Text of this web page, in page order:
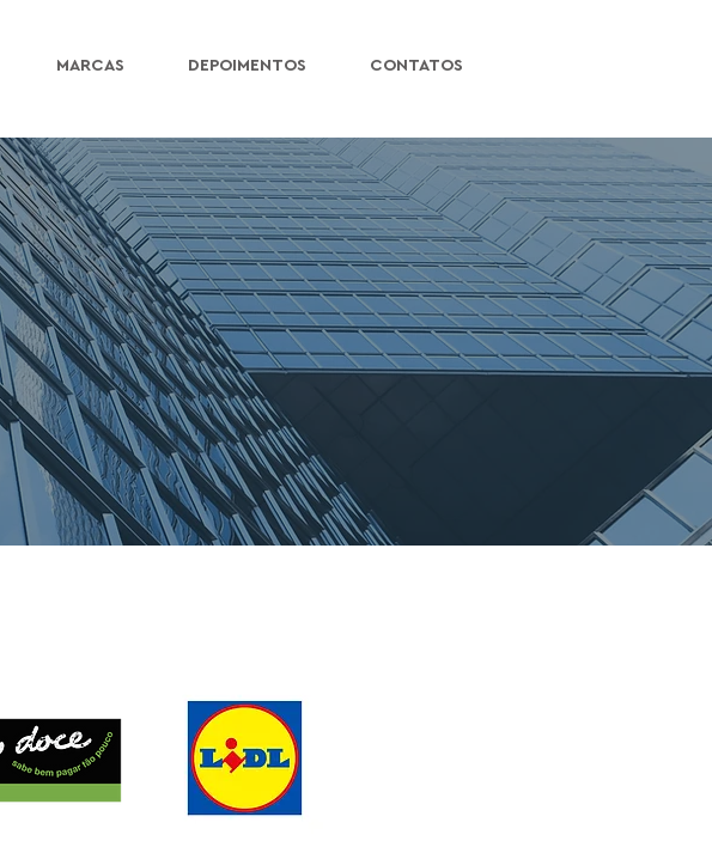
MARCAS DEPOIMENTOS CONTATOS